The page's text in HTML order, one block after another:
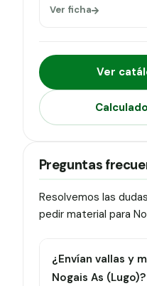
Ver ficha
Ver
Preguntas
Resolvemos las
pedir material para
¿Envían vallas y
Nogais As (Lugo)?